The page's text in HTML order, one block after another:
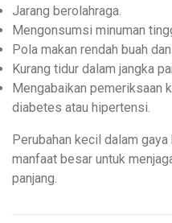
Jarang berolahraga.
Mengonsumsi minuman
Pola makan rendah buah dan
Kurang tidur dalam jangka
Mengabaikan pemeriksaan
diabetes atau hipertensi.
Perubahan kecil dalam
manfaat besar untuk
panjang.